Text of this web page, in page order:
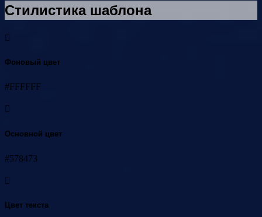
Стилистика шаблона
Фоновый цвет
#FFFFFF
Основной цвет
#578473
Цвет текста